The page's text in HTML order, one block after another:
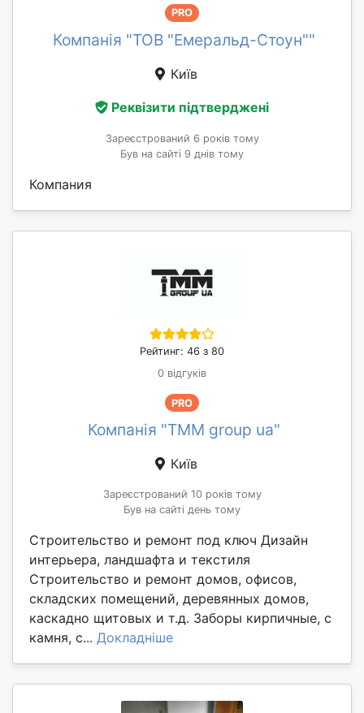
PRO
Компанія "ТОВ "Емеральд-Стоун""
Київ
Реквізити підтверджені
Зареєстрований 6 років тому
Був на сайті 9 днів тому
Компания
Рейтинг: 46 з 80
0 відгуків
PRO
Компанія "TMM group ua"
Київ
Зареєстрований 10 років тому
Був на сайті день тому
Строительство и ремонт под ключ Дизайн
интерьера, ландшафта и текстиля
Строительство и ремонт домов, офисов,
складских помещений, деревянных домов,
каскадно щитовых и т.д. Заборы кирпичные, с
камня, с... Докладніше